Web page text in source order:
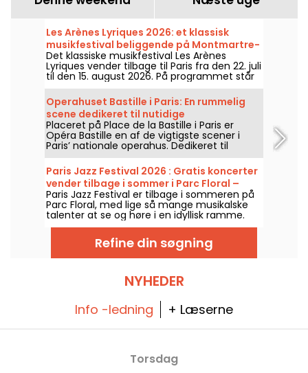
Les Arènes Lyriques 2026: et klassisk
musikfestival beliggende på Montmartre-
højen
Det klassiske musikfestival Les Arènes
Lyriques vender tilbage til Paris fra den 22. juli
til den 15. august 2026. På programmet står
ikke mindre end 16 koncerter, der afholdes i
Arènes de Montmartre, en idyllisk ramme for
at høre de store klassikere.
Operahuset Bastille i Paris: En rummelig
scene dedikeret til nutidige
operaproduktioner
Placeret på Place de la Bastille i Paris er
Opéra Bastille en af de vigtigste scener i
Paris’ nationale operahus. Dedikeret til
opsætninger af operaer og
balletforestillinger året rundt. Siden
indvielsen i 1989 har den moderne bygning
tiltrukket et bredt publikum og er blevet et
centralt referencepunkt for de, der ønsker
at følge med i byens klassiske forestillinger
og koreografiske shows.
Paris Jazz Festival 2026 : Gratis koncerter
vender tilbage i sommer i Parc Floral –
programmet
Paris Jazz Festival er tilbage i sommeren på
Parc Floral, med lige så mange musikalske
talenter at se og høre i en idyllisk ramme.
Her er programmet for de gratis koncerter,
man kan opdage fra den 24. juni til den 6.
september 2026!Refine din søgning
NYHEDER
Info -ledning + Læserne
Torsdag